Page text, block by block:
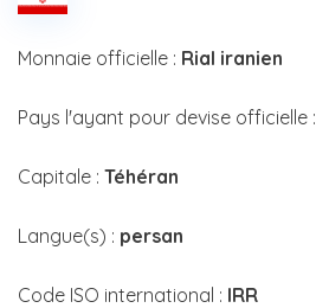
Monnaie officielle : Rial iranien
Pays l'ayant pour devise officielle :
Capitale : Téhéran
Langue(s) : persan
Code ISO international : IRR